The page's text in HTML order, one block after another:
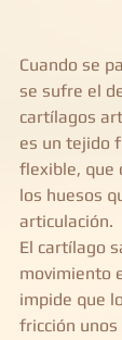
Cuando se
se sufre el
cartílagos
es un tejido
flexible, que
los huesos
articulación.
El cartílago
movimiento
impide que
fricción unos